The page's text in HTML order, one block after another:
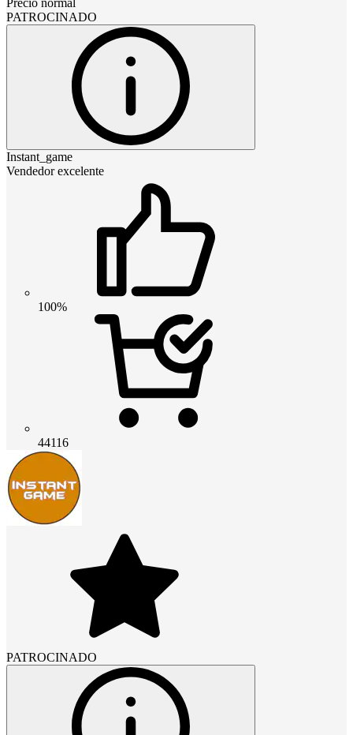
Precio normal
PATROCINADO
Instant_game
Vendedor excelente
100%
44116
PATROCINADO